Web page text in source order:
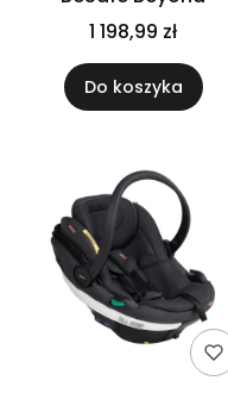
1 198,99 zł
Do koszyka